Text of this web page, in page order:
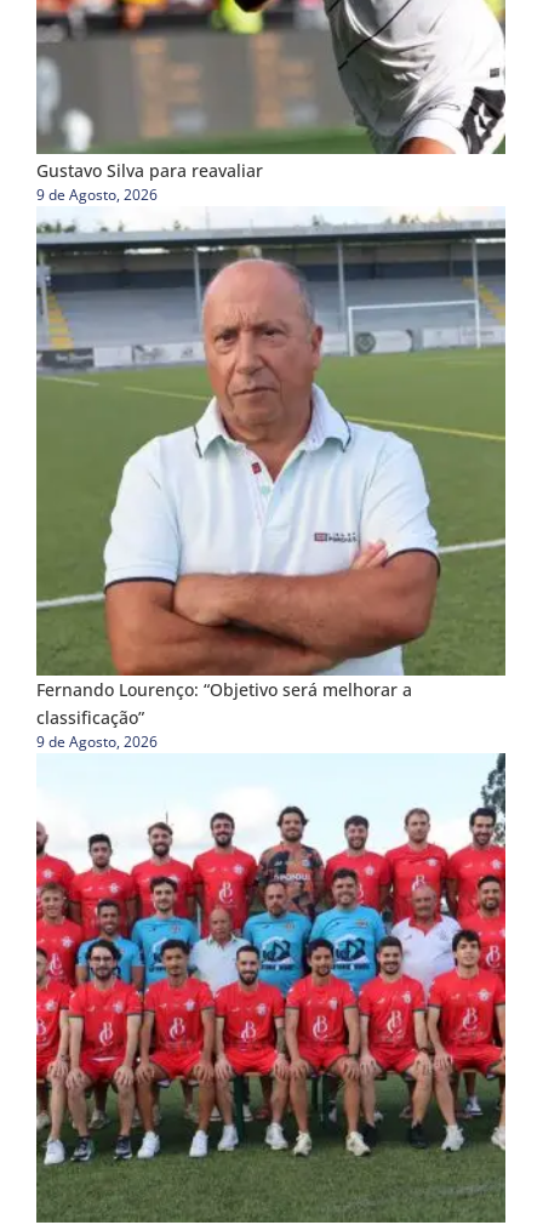
Gustavo Silva para reavaliar
9 de Agosto, 2026
Fernando Lourenço: “Objetivo será melhorar a
classificação”
9 de Agosto, 2026